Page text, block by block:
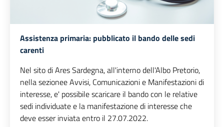
Assistenza primaria: pubblicato il bando delle sedi
carenti
Nel sito di Ares Sardegna, all'interno dell'Albo Pretorio,
nella sezionee Avvisi, Comunicazioni e Manifestazioni di
interesse, e' possibile scaricare il bando con le relative
sedi individuate e la manifestazione di interesse che
deve esser inviata entro il 27.07.2022.